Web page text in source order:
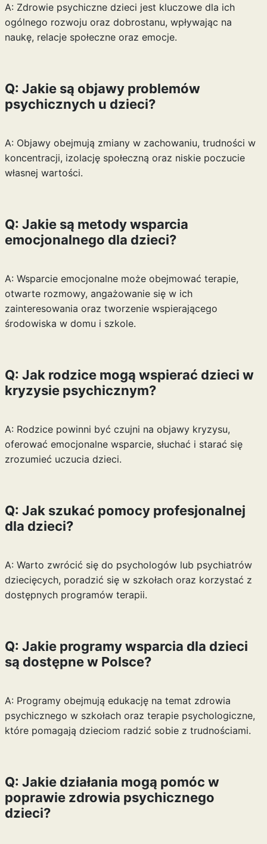
A: Zdrowie psychiczne dzieci jest kluczowe dla ich
ogólnego rozwoju oraz dobrostanu, wpływając na
naukę, relacje społeczne oraz emocje.
Q: Jakie są objawy problemów
psychicznych u dzieci?
A: Objawy obejmują zmiany w zachowaniu, trudności w
koncentracji, izolację społeczną oraz niskie poczucie
własnej wartości.
Q: Jakie są metody wsparcia
emocjonalnego dla dzieci?
A: Wsparcie emocjonalne może obejmować terapie,
otwarte rozmowy, angażowanie się w ich
zainteresowania oraz tworzenie wspierającego
środowiska w domu i szkole.
Q: Jak rodzice mogą wspierać dzieci w
kryzysie psychicznym?
A: Rodzice powinni być czujni na objawy kryzysu,
oferować emocjonalne wsparcie, słuchać i starać się
zrozumieć uczucia dzieci.
Q: Jak szukać pomocy profesjonalnej
dla dzieci?
A: Warto zwrócić się do psychologów lub psychiatrów
dziecięcych, poradzić się w szkołach oraz korzystać z
dostępnych programów terapii.
Q: Jakie programy wsparcia dla dzieci
są dostępne w Polsce?
A: Programy obejmują edukację na temat zdrowia
psychicznego w szkołach oraz terapie psychologiczne,
które pomagają dzieciom radzić sobie z trudnościami.
Q: Jakie działania mogą pomóc w
poprawie zdrowia psychicznego
dzieci?